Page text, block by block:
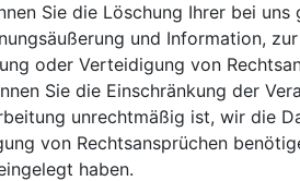
Sie die Löschung Ihrer bei
und Information,
oder Verteidigung von
Sie die Einschränkung der
unrechtmäßig ist, wir die
von Rechtsansprüchen
haben.